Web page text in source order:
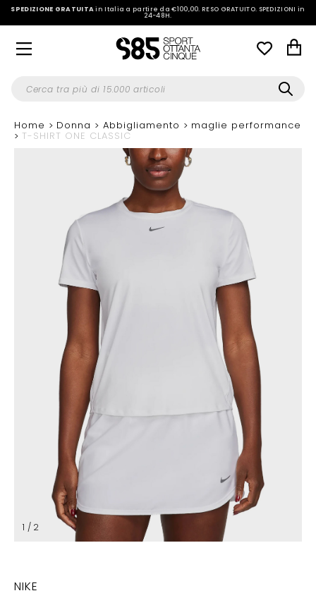
SPEDIZIONE GRATUITAin Italia a partire da €100,00.RESO GRATUITO. SPEDIZIONI in
24-48H.
Home Donna Abbigliamento maglie performance
T-SHIRT ONE CLASSIC
1 / 2
NIKE